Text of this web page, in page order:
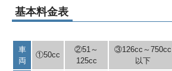
基本料金表
車
両
①50cc
②51～
125cc
③126cc～750cc
以下